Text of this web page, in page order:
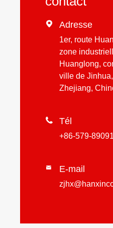
 Adresse
1er, route
zone
Huanglong,
ville de
Zhejiang,
 Tél
+86-579-
 E-mail